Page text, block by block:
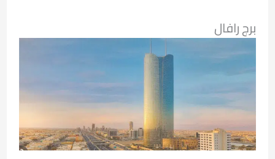
برج رافال